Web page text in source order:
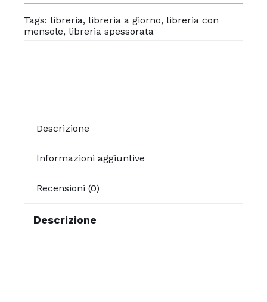
Tags: libreria, libreria a giorno, libreria con
mensole, libreria spessorata
Descrizione
Informazioni aggiuntive
Recensioni (0)
Descrizione